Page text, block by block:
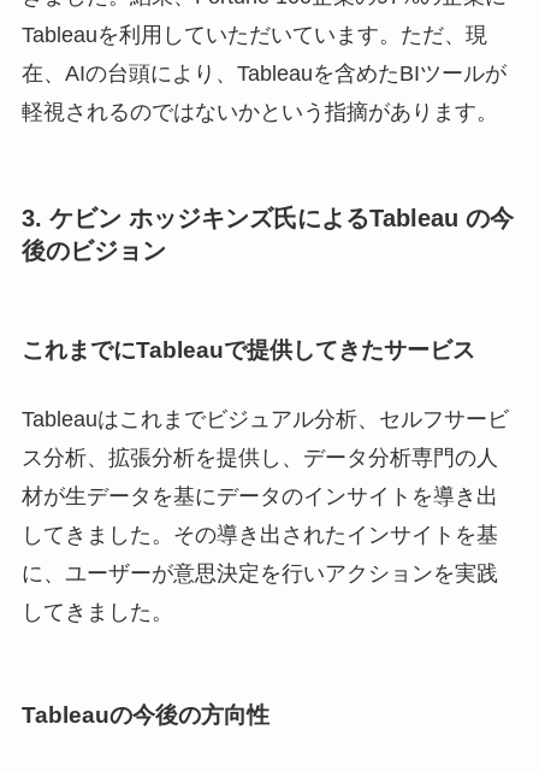
Tableauを利用していただいています。ただ、現
在、AIの台頭により、Tableauを含めたBIツールが
軽視されるのではないかという指摘があります。
3. ケビン ホッジキンズ氏によるTableau の今
後のビジョン
これまでにTableauで提供してきたサービス
Tableauはこれまでビジュアル分析、セルフサービ
ス分析、拡張分析を提供し、データ分析専門の人
材が生データを基にデータのインサイトを導き出
してきました。その導き出されたインサイトを基
に、ユーザーが意思決定を行いアクションを実践
してきました。
Tableauの今後の方向性